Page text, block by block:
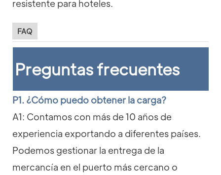
FAQ
Preguntas frecuentes
P1. ¿Cómo puedo obtener la carga?
A1: Contamos con más de 10 años de
experiencia exportando a diferentes países.
Podemos gestionar la entrega de la
mercancía en el puerto más cercano o